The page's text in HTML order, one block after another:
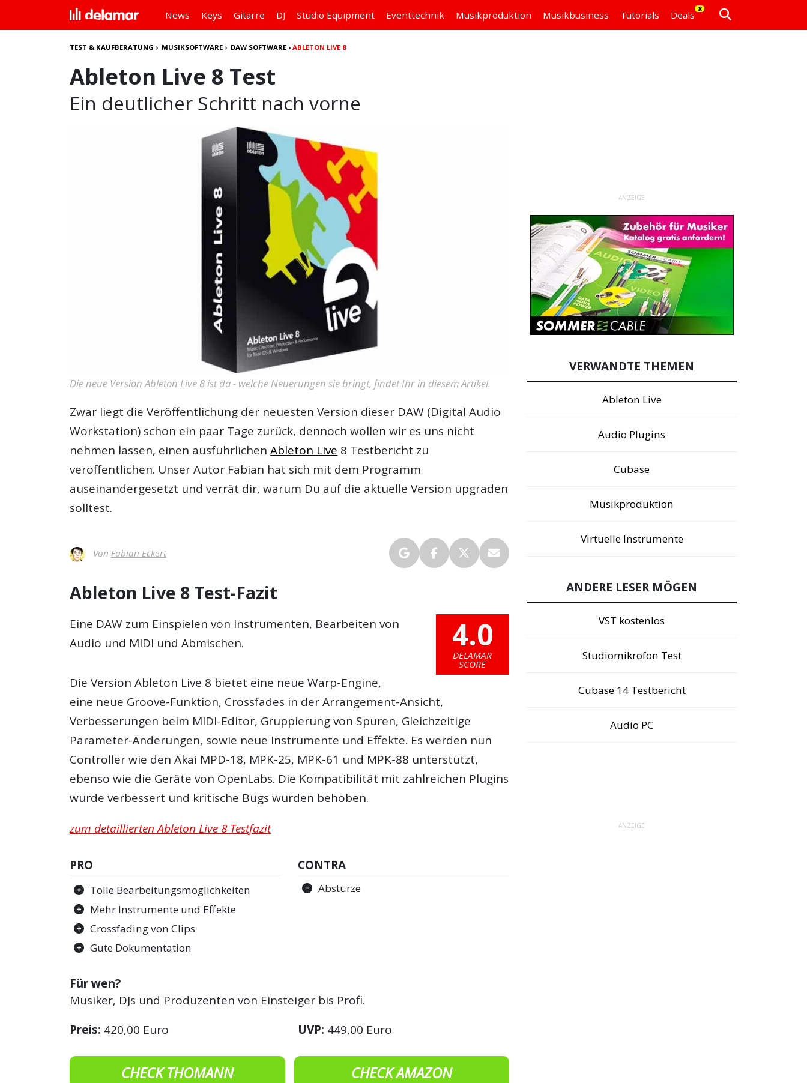
News Keys Gitarre DJ Studio Equipment Eventtechnik Musikproduktion Musikbusiness Tutorials Deals
8
TEST & KAUFBERATUNG › MUSIKSOFTWARE › DAW SOFTWARE ›ABLETON LIVE 8
Ableton Live 8 Test
Ein deutlicher Schritt nach vorne
Die neue Version Ableton Live 8 ist da - welche Neuerungen sie bringt, findet Ihr in diesem Artikel.
Zwar liegt die Veröffentlichung der neuesten Version dieser DAW (Digital Audio
Workstation) schon ein paar Tage zurück, dennoch wollen wir es uns nicht
nehmen lassen, einen ausführlichenAbleton Live 8 Testbericht zu
veröffentlichen. Unser Autor Fabian hat sich mit dem Programm
auseinandergesetzt und verrät dir, warum Du auf die aktuelle Version upgraden
solltest.
Von Fabian Eckert
Ableton Live 8 Test-Fazit
4.0
DELAMAR
SCORE
Eine DAW zum Einspielen von Instrumenten, Bearbeiten von
Audio und MIDI und Abmischen.
Die Version Ableton Live 8 bietet eine neue Warp-Engine,
eine neue Groove-Funktion, Crossfades in der Arrangement-Ansicht,
Verbesserungen beim MIDI-Editor, Gruppierung von Spuren, Gleichzeitige
Parameter-Änderungen, sowie neue Instrumente und Effekte. Es werden nun
Controller wie den Akai MPD-18, MPK-25, MPK-61 und MPK-88 unterstützt,
ebenso wie die Geräte von OpenLabs. Die Kompatibilität mit zahlreichen Plugins
wurde verbessert und kritische Bugs wurden behoben.
zum detaillierten Ableton Live 8 Testfazit
PRO
Tolle Bearbeitungsmöglichkeiten
Mehr Instrumente und Effekte
Crossfading von Clips
Gute Dokumentation
CONTRA
Abstürze
Für wen?
Musiker, DJs und Produzenten von Einsteiger bis Profi.
Preis: 420,00 Euro UVP: 449,00 Euro
CHECK THOMANN CHECK AMAZON
ANZEIGE
VERWANDTE THEMEN
Ableton Live
Audio Plugins
Cubase
Musikproduktion
Virtuelle Instrumente
ANDERE LESER MÖGEN
VST kostenlos
Studiomikrofon Test
Cubase 14 Testbericht
Audio PC
ANZEIGE